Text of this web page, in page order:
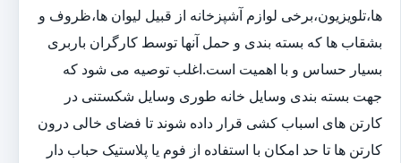
ها،تلویزیون،برخی لوازم آشپزخانه از قبیل لیوان ها،ظروف و
بشقاب ها که بسته بندی و حمل آنها توسط کارگران باربری
بسیار حساس و با اهمیت است.اغلب توصیه می شود که
جهت بسته بندی وسایل خانه طوری وسایل شکستنی در
کارتن های اسباب کشی قرار داده شوند تا فضای خالی درون
کارتن ها تا حد امکان با استفاده از فوم یا پلاستیک حباب دار